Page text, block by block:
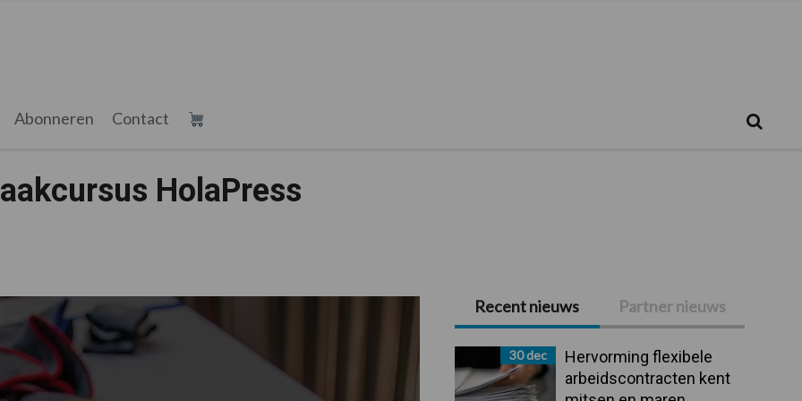
Abonneren Contact
HolaPress
Primaire
Sidebar
Recent nieuws Partner nieuws
30 dec
Hervorming flexibele
arbeidscontracten kent